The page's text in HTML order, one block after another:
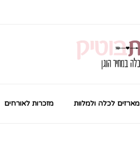
מארזים לכלה ולמלוות מזכרות לאורחים